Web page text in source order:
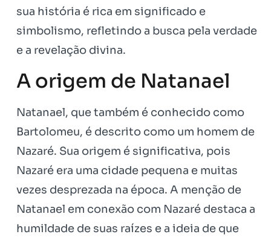
sua história é rica em significado e
simbolismo, refletindo a busca pela verdade
e a revelação divina.
A origem de Natanael
Natanael, que também é conhecido como
Bartolomeu, é descrito como um homem de
Nazaré. Sua origem é significativa, pois
Nazaré era uma cidade pequena e muitas
vezes desprezada na época. A menção de
Natanael em conexão com Nazaré destaca a
humildade de suas raízes e a ideia de que